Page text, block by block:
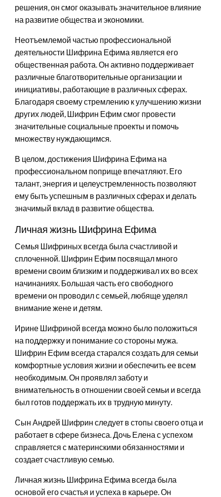
решения, он смог оказывать значительное влияние
на развитие общества и экономики.
Неотъемлемой частью профессиональной
деятельности Шифрина Ефима является его
общественная работа. Он активно поддерживает
различные благотворительные организации и
инициативы, работающие в различных сферах.
Благодаря своему стремлению к улучшению жизни
других людей, Шифрин Ефим смог провести
значительные социальные проекты и помочь
множеству нуждающимся.
В целом, достижения Шифрина Ефима на
профессиональном поприще впечатляют. Его
талант, энергия и целеустремленность позволяют
ему быть успешным в различных сферах и делать
значимый вклад в развитие общества.
Личная жизнь Шифрина Ефима
Семья Шифриных всегда была счастливой и
сплоченной. Шифрин Ефим посвящал много
времени своим близким и поддерживал их во всех
начинаниях. Большая часть его свободного
времени он проводил с семьей, любяще уделял
внимание жене и детям.
Ирине Шифриной всегда можно было положиться
на поддержку и понимание со стороны мужа.
Шифрин Ефим всегда старался создать для семьи
комфортные условия жизни и обеспечить ее всем
необходимым. Он проявлял заботу и
внимательность в отношении своей семьи и всегда
был готов поддержать их в трудную минуту.
Сын Андрей Шифрин следует в стопы своего отца и
работает в сфере бизнеса. Дочь Елена с успехом
справляется с материнскими обязанностями и
создает счастливую семью.
Личная жизнь Шифрина Ефима всегда была
основой его счастья и успеха в карьере. Он